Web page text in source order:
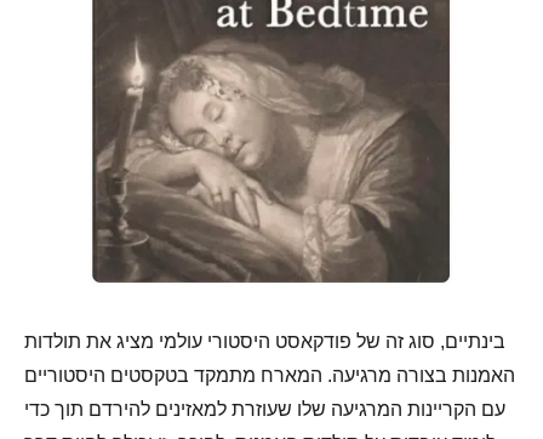
בינתיים, סוג זה של פודקאסט היסטורי עולמי מציג את תולדות
האמנות בצורה מרגיעה. המארח מתמקד בטקסטים היסטוריים
עם הקריינות המרגיעה שלו שעוזרת למאזינים להירדם תוך כדי